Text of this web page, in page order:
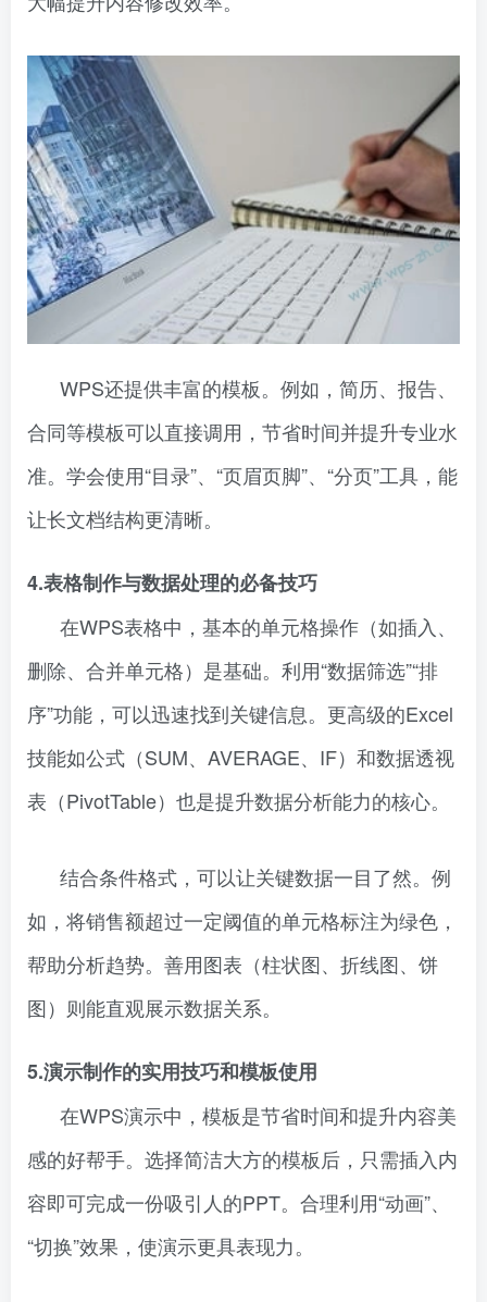
WPS还提供丰富的模板。例如，简历、报告、
合同等模板可以直接调用，节省时间并提升专业水
准。学会使用“目录”、“页眉页脚”、“分页”工具，能
让长文档结构更清晰。
4.表格制作与数据处理的必备技巧
在WPS表格中，基本的单元格操作（如插入、
删除、合并单元格）是基础。利用“数据筛选”“排
序”功能，可以迅速找到关键信息。更高级的Excel
技能如公式（SUM、AVERAGE、IF）和数据透视
表（PivotTable）也是提升数据分析能力的核心。
结合条件格式，可以让关键数据一目了然。例
如，将销售额超过一定阈值的单元格标注为绿色，
帮助分析趋势。善用图表（柱状图、折线图、饼
图）则能直观展示数据关系。
5.演示制作的实用技巧和模板使用
在WPS演示中，模板是节省时间和提升内容美
感的好帮手。选择简洁大方的模板后，只需插入内
容即可完成一份吸引人的PPT。合理利用“动画”、
“切换”效果，使演示更具表现力。